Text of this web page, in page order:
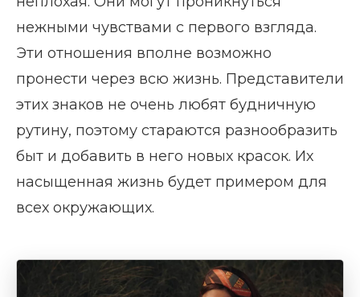
нежными чувствами с первого взгляда.
Эти отношения вполне возможно
пронести через всю жизнь. Представители
этих знаков не очень любят будничную
рутину, поэтому стараются разнообразить
быт и добавить в него новых красок. Их
насыщенная жизнь будет примером для
всех окружающих.